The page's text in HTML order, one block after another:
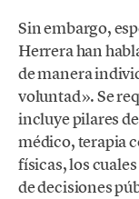
Sin embargo,
Herrera han
de manera
voluntad». Se
incluye pilares
médico, terapia
físicas, los
de decisiones